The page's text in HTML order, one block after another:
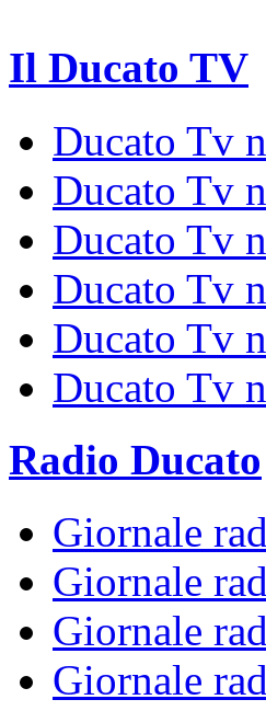
Il Ducato TV
Ducato Tv
Ducato Tv
Ducato Tv
Ducato Tv
Ducato Tv
Ducato Tv
Radio Ducato
Giornale
Giornale
Giornale
Giornale